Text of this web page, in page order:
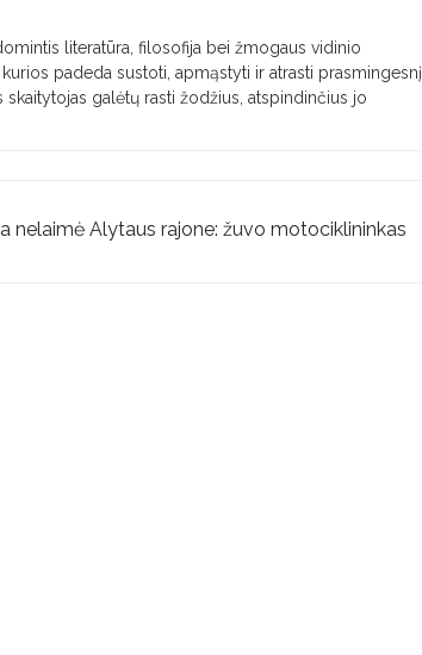
literatūra, filosofija bei žmogaus vidinio
padeda sustoti, apmąstyti ir atrasti prasmingesnį
skaitytojas galėtų rasti žodžius, atspindinčius jo
nelaimė Alytaus rajone: žuvo motociklininkas